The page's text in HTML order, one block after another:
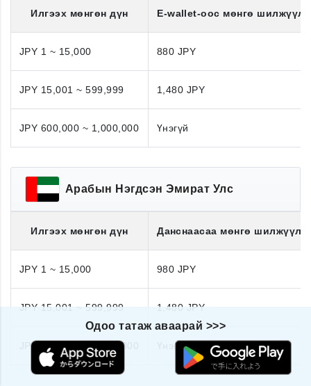
Илгээх мөнгөн дүн E-wallet-оос мөнгө
JPY 1 ~ 15,000 880 JPY
JPY 15,001 ~ 599,999 1,480 JPY
JPY 600,000 ~ 1,000,000 Үнэгүй
Арабын Нэгдсэн Эмират Улс
Илгээх мөнгөн дүн Данснаасаа мөнгө
JPY 1 ~ 15,000 980 JPY
JPY 15,001 ~ 599,999 1,480 JPY
JPY 600,000 ~ 1,000,000 Үнэгүй
Одоо татаж аваарай >>>